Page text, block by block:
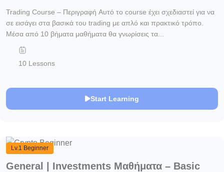
Trading Course – Περιγραφή Αυτό το course έχει σχεδιαστεί για να
σε εισάγει στα βασικά του trading με απλό και πρακτικό τρόπο.
Μέσα από 10 βήματα μαθήματα θα γνωρίσεις τα...
10 Lessons
Start Learning
Lv.1 Beginner
General | Investments Mαθήματα – Basic